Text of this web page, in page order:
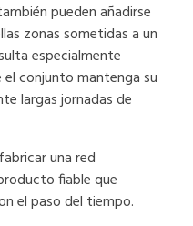
pueden añadirse
zonas sometidas a un
especialmente
conjunto mantenga su
largas jornadas de
una red
fiable que
el paso del tiempo.